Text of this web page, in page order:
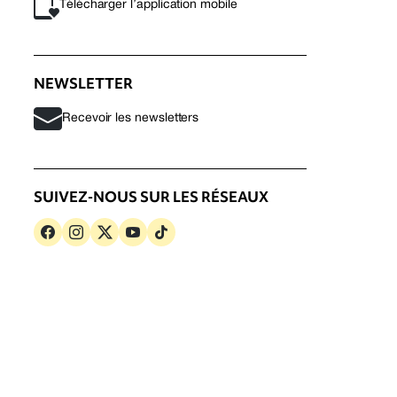
Télécharger l’application mobile
NEWSLETTER
Recevoir les newsletters
SUIVEZ-NOUS SUR LES RÉSEAUX